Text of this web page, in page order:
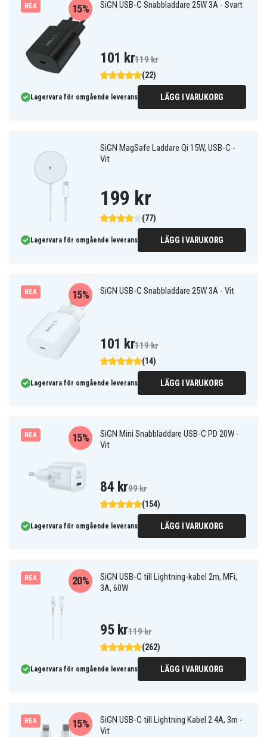
REA SiGN USB-C Snabbladdare 25W 3A - Svart
(22)
15%
101 kr119 kr
Lagervara för omgående leverans LÄGG I VARUKORG
SiGN MagSafe Laddare Qi 15W, USB-C -
Vit
(77)
199 kr
Lagervara för omgående leverans LÄGG I VARUKORG
REA SiGN USB-C Snabbladdare 25W 3A - Vit
(14)
15%
101 kr119 kr
Lagervara för omgående leverans LÄGG I VARUKORG
REA
SiGN Mini Snabbladdare USB-C PD 20W -
Vit
(154)
15%
84 kr99 kr
Lagervara för omgående leverans LÄGG I VARUKORG
REA
SiGN USB-C till Lightning-kabel 2m, MFi,
3A, 60W
(262)
20%
95 kr119 kr
Lagervara för omgående leverans LÄGG I VARUKORG
REA
SiGN USB-C till Lightning Kabel 2.4A, 3m -
Vit
15%